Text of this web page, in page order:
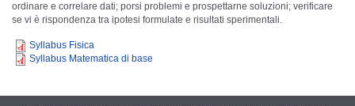
ordinare e correlare dati; porsi problemi e prospettarne soluzioni; verificare
se vi è rispondenza tra ipotesi formulate e risultati sperimentali.
Syllabus Fisica
Syllabus Matematica di base